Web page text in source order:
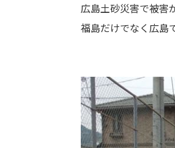
広島土砂災害で被害
福島だけでなく広島